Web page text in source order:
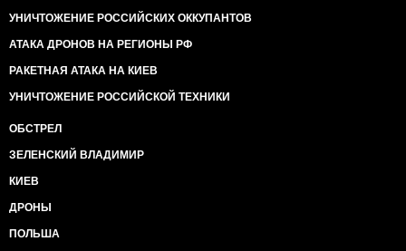
УНИЧТОЖЕНИЕ РОССИЙСКИХ ОККУПАНТОВ
АТАКА ДРОНОВ НА РЕГИОНЫ РФ
РАКЕТНАЯ АТАКА НА КИЕВ
УНИЧТОЖЕНИЕ РОССИЙСКОЙ ТЕХНИКИ
ОБСТРЕЛ
ЗЕЛЕНСКИЙ ВЛАДИМИР
КИЕВ
ДРОНЫ
ПОЛЬША